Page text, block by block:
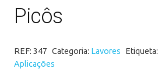
Picôs
REF: 347 Categoria: Lavores Etiqueta:
Aplicações